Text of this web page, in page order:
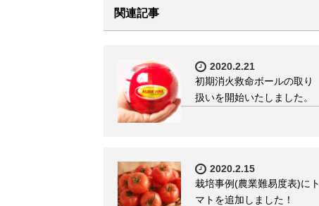
関連記事
2020.2.21
初期消火救命ボールの取り
扱いを開始いたしました。
2020.2.15
栽培事例(農業難易度表)にト
マトを追加しました！